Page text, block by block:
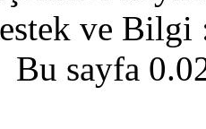
ve
Bu sayfa